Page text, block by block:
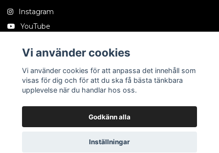
Instagram
YouTube
Tiktok
© 2026 Melinaedeshop
Vi använder cookies
Vi använder cookies för att anpassa det innehåll som
visas för dig och för att du ska få bästa tänkbara
upplevelse när du handlar hos oss.
Godkänn alla
Inställningar